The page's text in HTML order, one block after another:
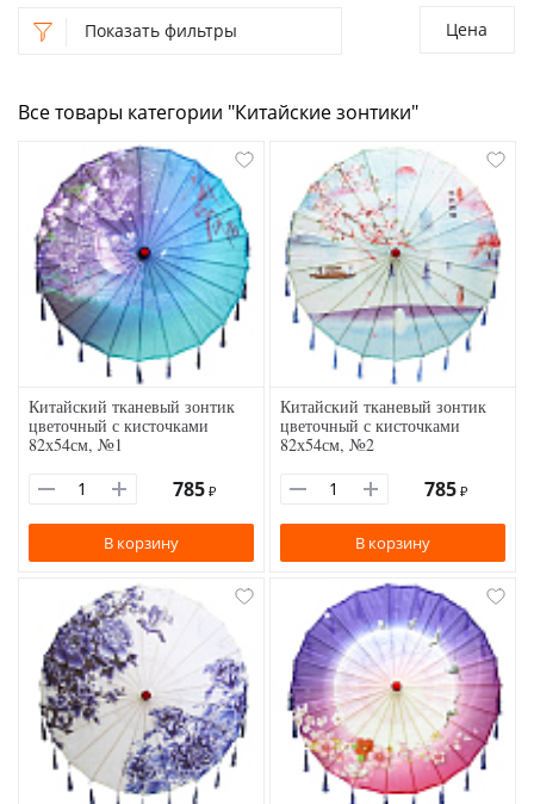
Показать фильтры
Все товары категории "Китайские зонтики"
Цена
Китайский тканевый зонтик
цветочный с кисточками
82х54см, №1
785 ₽
В корзину
Китайский тканевый зонтик
цветочный с кисточками
82х54см, №2
785 ₽
В корзину